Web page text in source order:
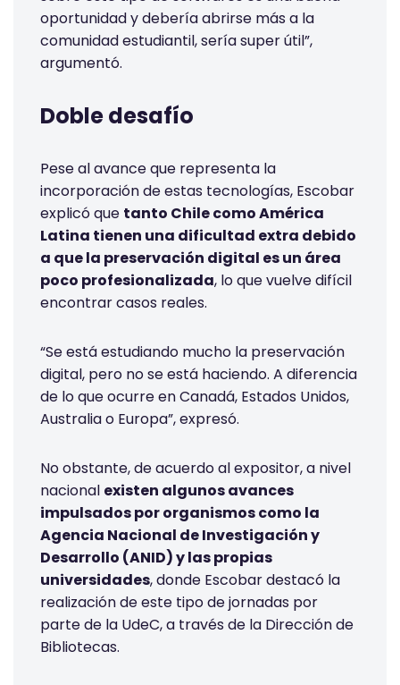
oportunidad y debería abrirse más a la
comunidad estudiantil, sería super útil”,
argumentó.
Doble desafío
Pese al avance que representa la
incorporación de estas tecnologías, Escobar
explicó que tanto Chile como América
Latina tienen una dificultad extra debido
a que la preservación digital es un área
poco profesionalizada, lo que vuelve difícil
encontrar casos reales.
“Se está estudiando mucho la preservación
digital, pero no se está haciendo. A diferencia
de lo que ocurre en Canadá, Estados Unidos,
Australia o Europa”, expresó.
No obstante, de acuerdo al expositor, a nivel
nacional existen algunos avances
impulsados por organismos como la
Agencia Nacional de Investigación y
Desarrollo (ANID) y las propias
universidades, donde Escobar destacó la
realización de este tipo de jornadas por
parte de la UdeC, a través de la Dirección de
Bibliotecas.